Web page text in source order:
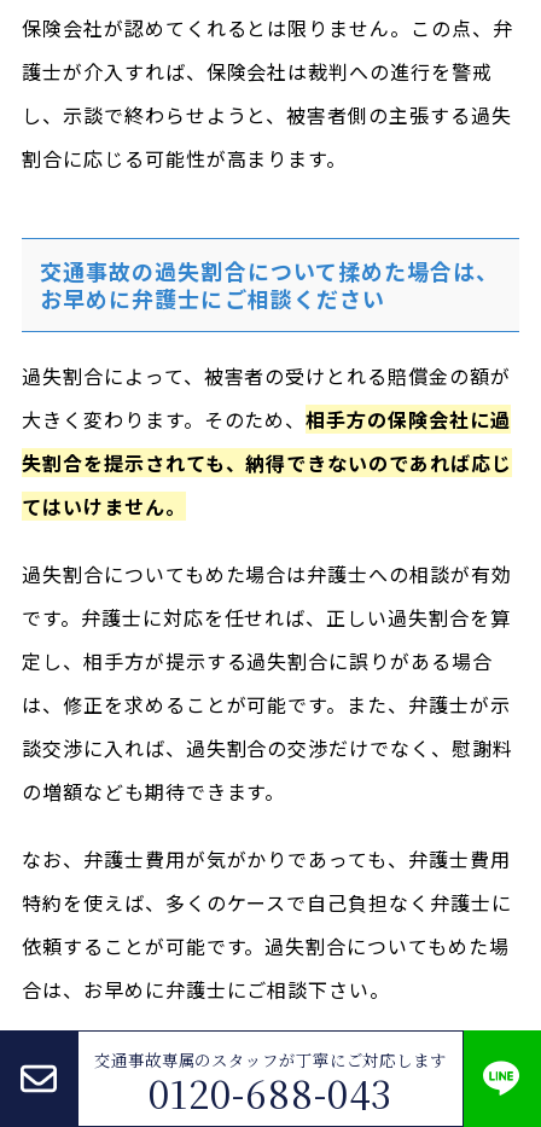
保険会社が認めてくれるとは限りません。この点、弁
護士が介入すれば、保険会社は裁判への進行を警戒
し、示談で終わらせようと、被害者側の主張する過失
割合に応じる可能性が高まります。
交通事故の過失割合について揉めた場合は、
お早めに弁護士にご相談ください
過失割合によって、被害者の受けとれる賠償金の額が
大きく変わります。そのため、相手方の保険会社に過
失割合を提示されても、納得できないのであれば応じ
てはいけません。
過失割合についてもめた場合は弁護士への相談が有効
です。弁護士に対応を任せれば、正しい過失割合を算
定し、相手方が提示する過失割合に誤りがある場合
は、修正を求めることが可能です。また、弁護士が示
談交渉に入れば、過失割合の交渉だけでなく、慰謝料
の増額なども期待できます。
なお、弁護士費用が気がかりであっても、弁護士費用
特約を使えば、多くのケースで自己負担なく弁護士に
依頼することが可能です。過失割合についてもめた場
合は、お早めに弁護士にご相談下さい。
交通事故ページへ戻る
交通事故専属のスタッフが丁寧にご対応します
0120-688-043